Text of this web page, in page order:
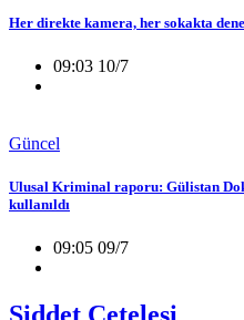
Her direkte kamera, her sokakta
09:03 10/7
Güncel
Ulusal Kriminal raporu: Gülistan
kullanıldı
09:05 09/7